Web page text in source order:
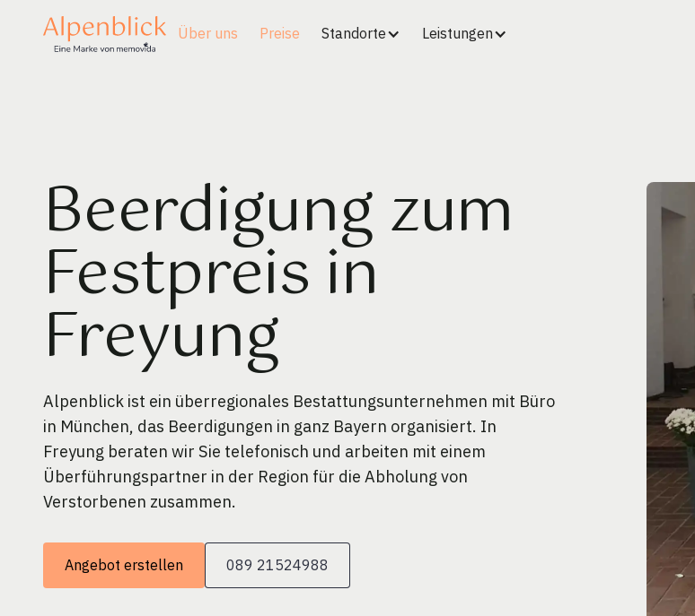
Über uns Preise Standorte Leistungen
Beerdigung zum
Festpreis in
Freyung
Alpenblick ist ein überregionales Bestattungsunternehmen mit Büro
in München, das Beerdigungen in ganz Bayern organisiert. In
Freyung beraten wir Sie telefonisch und arbeiten mit einem
Überführungspartner in der Region für die Abholung von
Verstorbenen zusammen.
Angebot erstellen 089 21524988